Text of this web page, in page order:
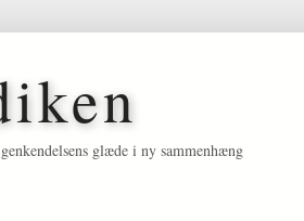
glæde i ny sammenhæng